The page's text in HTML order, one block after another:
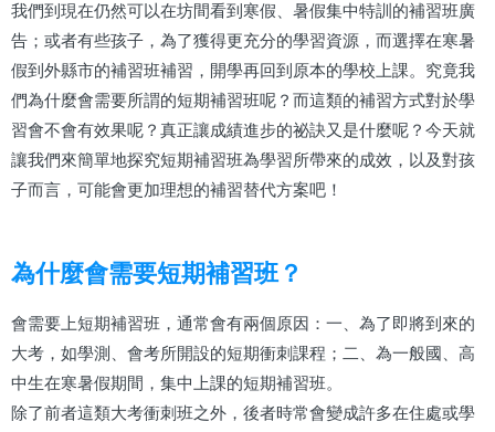
我們到現在仍然可以在坊間看到寒假、暑假集中特訓的補習班廣
告；或者有些孩子，為了獲得更充分的學習資源，而選擇在寒暑
假到外縣市的補習班補習，開學再回到原本的學校上課。究竟我
們為什麼會需要所謂的短期補習班呢？而這類的補習方式對於學
習會不會有效果呢？真正讓成績進步的祕訣又是什麼呢？今天就
讓我們來簡單地探究短期補習班為學習所帶來的成效，以及對孩
子而言，可能會更加理想的補習替代方案吧！
為什麼會需要短期補習班？
會需要上短期補習班，通常會有兩個原因：一、為了即將到來的
大考，如學測、會考所開設的短期衝刺課程；二、為一般國、高
中生在寒暑假期間，集中上課的短期補習班。
除了前者這類大考衝刺班之外，後者時常會變成許多在住處或學